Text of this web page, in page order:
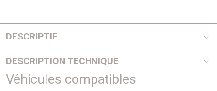
DESCRIPTIF
répondaient à un besoin de la part des offroaders de
protéger leur moteur de la poussière et des très nombreux
passages à gué rencontrés lors de raids.
DESCRIPTION TECHNIQUE
POSITIONNEMENT DU SNORKEL : DROITE.
Véhicules compatibles